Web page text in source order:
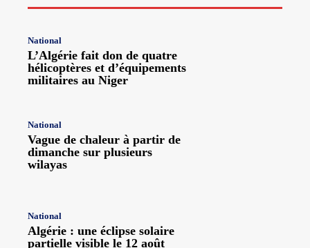
National
L’Algérie fait don de quatre
hélicoptères et d’équipements
militaires au Niger
National
Vague de chaleur à partir de
dimanche sur plusieurs
wilayas
National
Algérie : une éclipse solaire
partielle visible le 12 août